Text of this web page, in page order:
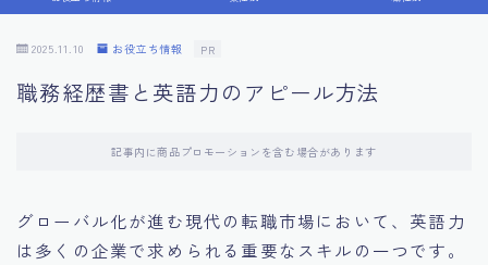
10.面接官に好印象を与える方法
11.キャリアアップを目指す人の応募書類
12.エージェントから有益情報を得るコツ
13.セルフブランディングの重要性
2025.11.10 お役立ち情報 PR
職務経歴書と英語力のアピール方法
記事内に商品プロモーションを含む場合があります
グローバル化が進む現代の転職市場において、英語力
は多くの企業で求められる重要なスキルの一つです。